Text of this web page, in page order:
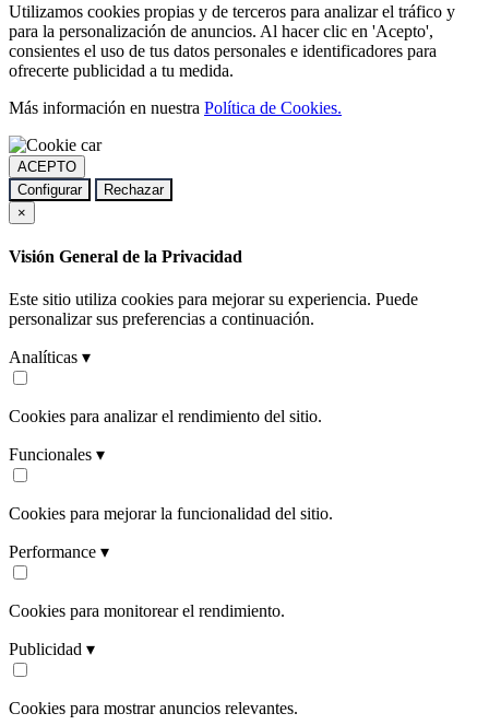
Utilizamos cookies propias y de terceros para analizar el tráfico y
para la personalización de anuncios. Al hacer clic en 'Acepto',
consientes el uso de tus datos personales e identificadores para
ofrecerte publicidad a tu medida.
Más información en nuestra Política de Cookies.
ACEPTO
Configurar
Rechazar
×
Visión General de la Privacidad
Este sitio utiliza cookies para mejorar su experiencia. Puede
personalizar sus preferencias a continuación.
Analíticas ▾
Cookies para analizar el rendimiento del sitio.
Funcionales ▾
Cookies para mejorar la funcionalidad del sitio.
Performance ▾
Cookies para monitorear el rendimiento.
Publicidad ▾
Cookies para mostrar anuncios relevantes.